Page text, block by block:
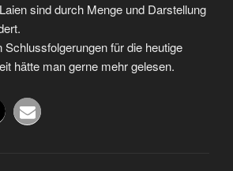
sind durch Menge und Darstellung
Schlussfolgerungen für die heutige
hätte man gerne mehr gelesen.